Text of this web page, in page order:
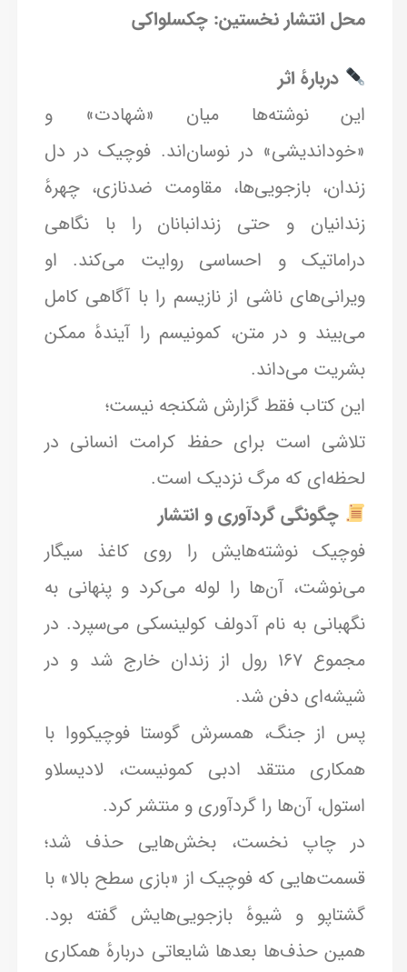
محل انتشار نخستین: چکسلواکی
دربارهٔ اثر
این نوشته‌ها میان «شهادت» و
«خوداندیشی» در نوسان‌اند. فوچیک در دل
زندان، بازجویی‌ها، مقاومت ضدنازی، چهرهٔ
زندانیان و حتی زندانبانان را با نگاهی
دراماتیک و احساسی روایت می‌کند. او
ویرانی‌های ناشی از نازیسم را با آگاهی کامل
می‌بیند و در متن، کمونیسم را آیندهٔ ممکن
بشریت می‌داند.
این کتاب فقط گزارش شکنجه نیست؛
تلاشی است برای حفظ کرامت انسانی در
لحظه‌ای که مرگ نزدیک است.
چگونگی گردآوری و انتشار
فوچیک نوشته‌هایش را روی کاغذ سیگار
می‌نوشت، آن‌ها را لوله می‌کرد و پنهانی به
نگهبانی به نام آدولف کولینسکی می‌سپرد. در
مجموع ۱۶۷ رول از زندان خارج شد و در
شیشه‌ای دفن شد.
پس از جنگ، همسرش گوستا فوچیکووا با
همکاری منتقد ادبی کمونیست، لادیسلاو
استول، آن‌ها را گردآوری و منتشر کرد.
در چاپ نخست، بخش‌هایی حذف شد؛
قسمت‌هایی که فوچیک از «بازی سطح بالا» با
گشتاپو و شیوهٔ بازجویی‌هایش گفته بود.
همین حذف‌ها بعدها شایعاتی دربارهٔ همکاری